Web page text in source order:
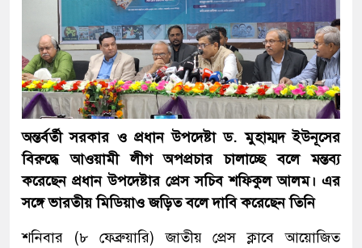
অন্তর্বর্তী সরকার ও প্রধান উপদেষ্টা ড. মুহাম্মদ ইউনূসের
বিরুদ্ধে আওয়ামী লীগ অপপ্রচার চালাচ্ছে বলে মন্তব্য
করেছেন প্রধান উপদেষ্টার প্রেস সচিব শফিকুল আলম। এর
সঙ্গে ভারতীয় মিডিয়াও জড়িত বলে দাবি করেছেন তিনি
শনিবার (৮ ফেব্রুয়ারি) জাতীয় প্রেস ক্লাবে আয়োজিত